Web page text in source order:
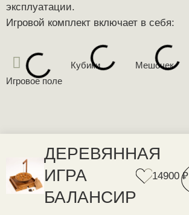
эксплуатации.
Игровое поле
Кубики Мешочек
ДЕРЕВЯННАЯ
ИГРА
БАЛАНСИР
14900₽